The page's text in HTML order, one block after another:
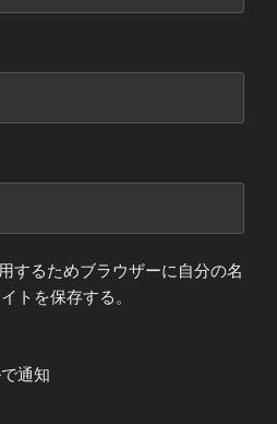
するためブラウザーに自分の名
トを保存する。
通知